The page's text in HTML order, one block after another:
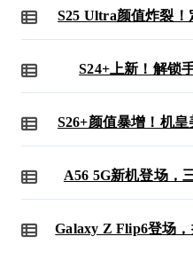
S25 Ultra颜值炸裂
S24+上新！解锁
S26+颜值暴增！机
A56 5G新机登场，
Galaxy Z Flip6登场，